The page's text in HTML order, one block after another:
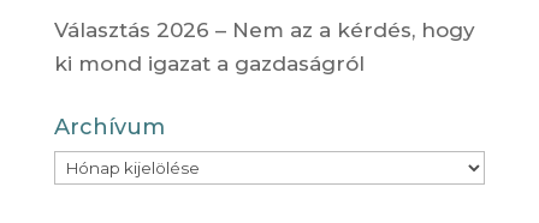
Választás 2026 – Nem az a kérdés, hogy
ki mond igazat a gazdaságról
Archívum
Archívum